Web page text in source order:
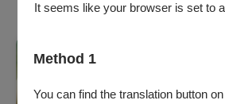
It seems like your browser is set to
Method 1
You can find the translation button